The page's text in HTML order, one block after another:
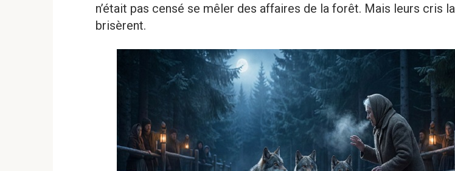
n’était pas censé se mêler des affaires de la forêt. Mais leurs cris la
brisèrent.